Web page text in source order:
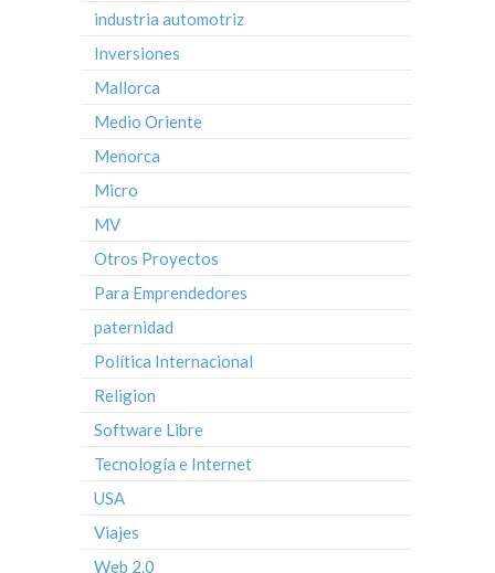
industria automotriz
Inversiones
Mallorca
Medio Oriente
Menorca
Micro
MV
Otros Proyectos
Para Emprendedores
paternidad
Política Internacional
Religion
Software Libre
Tecnología e Internet
USA
Viajes
Web 2.0